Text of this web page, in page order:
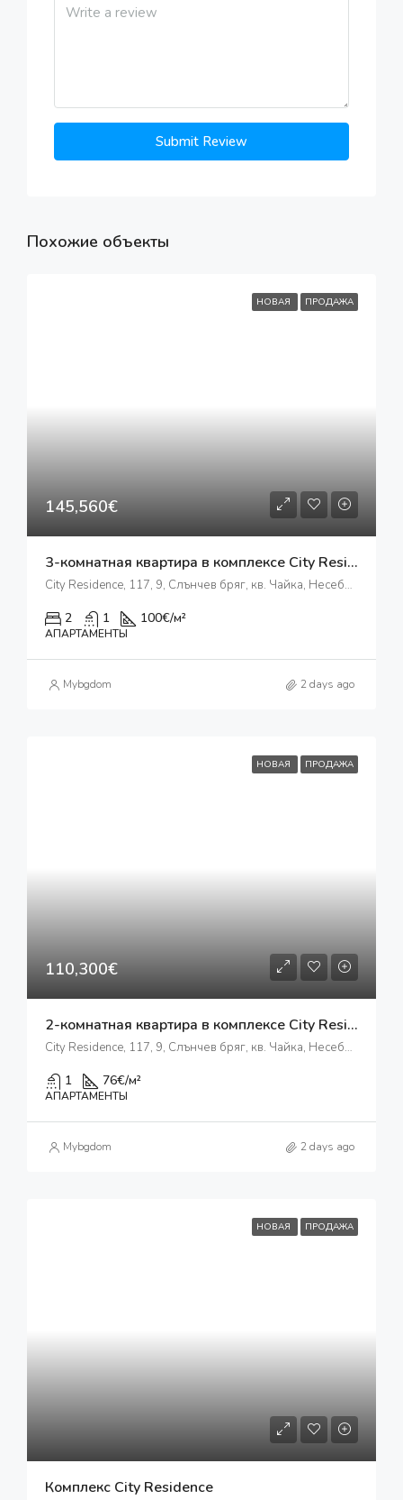
Submit Review
Похожие объекты
НОВАЯ ПРОДАЖА
145,560€
3-комнатная квартира в комплексе City Residence
City Residence, 117, 9, Слънчев бряг, кв. Чайка, Несебър, Бургас, 8240, България
2 1 100€/м²
АПАРТАМЕНТЫ
Mybgdom 2 days ago
НОВАЯ ПРОДАЖА
110,300€
2-комнатная квартира в комплексе City Residence
City Residence, 117, 9, Слънчев бряг, кв. Чайка, Несебър, Бургас, 8240, България
1 76€/м²
АПАРТАМЕНТЫ
Mybgdom 2 days ago
НОВАЯ ПРОДАЖА
Комплекс City Residence